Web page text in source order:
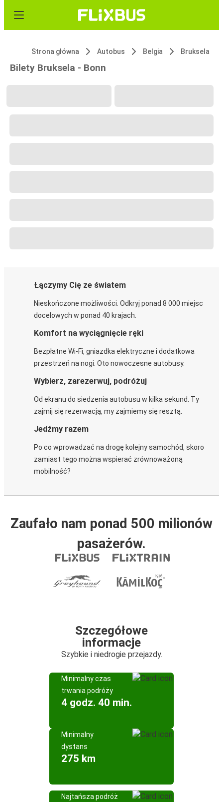
Strona główna Autobus Belgia Bruksela
Bilety Bruksela - Bonn
Łączymy Cię ze światem
Nieskończone możliwości. Odkryj ponad 8 000 miejsc
docelowych w ponad 40 krajach.
Komfort na wyciągnięcie ręki
Bezpłatne Wi-Fi, gniazdka elektryczne i dodatkowa
przestrzeń na nogi. Oto nowoczesne autobusy.
Wybierz, zarezerwuj, podróżuj
Od ekranu do siedzenia autobusu w kilka sekund. Ty
zajmij się rezerwacją, my zajmiemy się resztą.
Jedźmy razem
Po co wprowadzać na drogę kolejny samochód, skoro
zamiast tego można wspierać zrównoważoną
mobilność?
Zaufało nam ponad 500 milionów
pasażerów.
Szczegółowe
informacje
Szybkie i niedrogie przejazdy.
Minimalny czas
trwania podróży
4 godz. 40 min.
Minimalny
dystans
275 km
Najtańsza podróż